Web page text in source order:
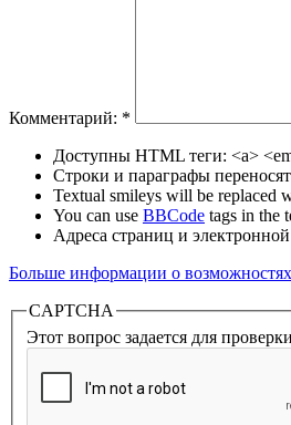
Комментарий: *
Доступны HTML теги: <a>
Строки и параграфы
Textual smileys will be replaced
You can use BBCode tags in the
Адреса страниц и
Больше информации о
CAPTCHA
Этот вопрос задается для